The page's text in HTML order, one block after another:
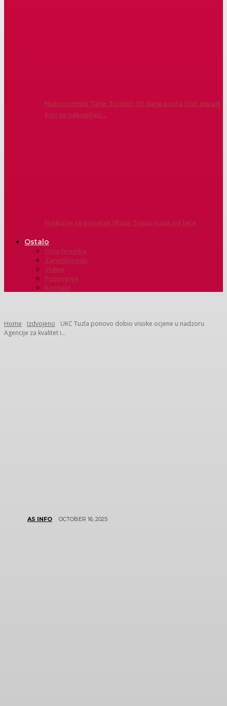
Nutricionista Tarik Zolotić: 30 dana posta čisti otpad
koji se nakupljao…
Najbolje za početak iftara: Topla supa od leće
Ostalo
Crna hronika
Zanimljivosti
Video
Putovanja
Kontakt
Home Izdvojeno
UKC Tuzla ponovo dobio visoke ocjene u nadzoru
Agencije za kvalitet i...
AS INFO OCTOBER 16, 2025